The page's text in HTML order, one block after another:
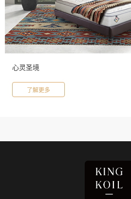
心灵圣境
了解更多